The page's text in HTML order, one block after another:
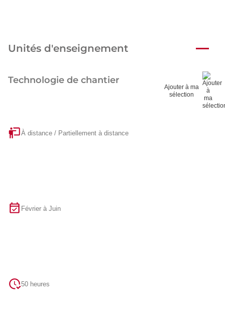
Unités d'enseignement
Technologie de chantier
Ajouter à ma
sélection
À distance / Partiellement à distance
Février à Juin
50 heures